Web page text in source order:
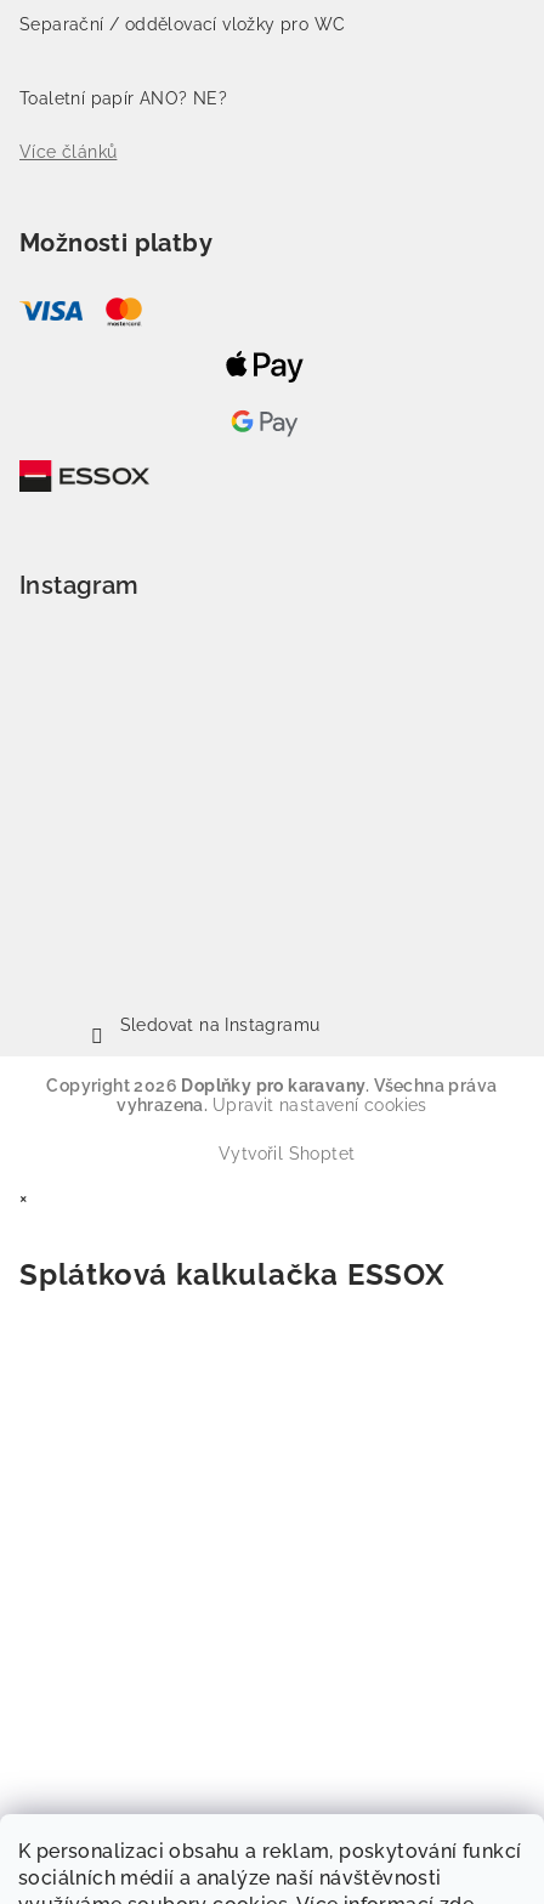
K personalizaci obsahu a reklam, poskytování funkcí
sociálních médií a analýze naší návštěvnosti
Separační / oddělovací vložky pro WC
Toaletní papír ANO? NE?
Více článků
Možnosti platby
Instagram
Sledovat na Instagramu
Copyright 2026 Doplňky pro karavany. Všechna práva
vyhrazena. Upravit nastavení cookies
Vytvořil Shoptet
×
Splátková kalkulačka ESSOX